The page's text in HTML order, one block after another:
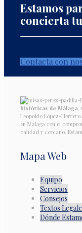
Estamos
concierta
Contacta con
históricas de Málaga,
Leopoldo López-
en Málaga con el
calidad y cercano.
Mapa Web
Equipo
Servicios
Consejos
Textos
Dónde